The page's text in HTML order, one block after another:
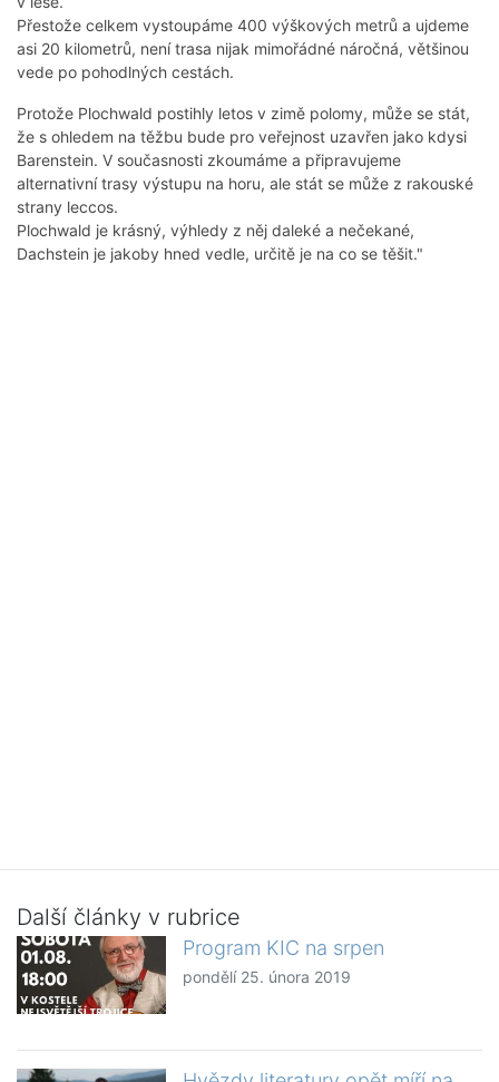
Přestože celkem vystoupáme 400 výškových metrů a ujdeme
asi 20 kilometrů, není trasa nijak mimořádné náročná, většinou
vede po pohodlných cestách.
Protože Plochwald postihly letos v zimě polomy, může se stát,
že s ohledem na těžbu bude pro veřejnost uzavřen jako kdysi
Barenstein. V současnosti zkoumáme a připravujeme
alternativní trasy výstupu na horu, ale stát se může z rakouské
strany leccos.
Plochwald je krásný, výhledy z něj daleké a nečekané,
Dachstein je jakoby hned vedle, určitě je na co se těšit."
Další články v rubrice
Program KIC na srpen
pondělí 25. února 2019